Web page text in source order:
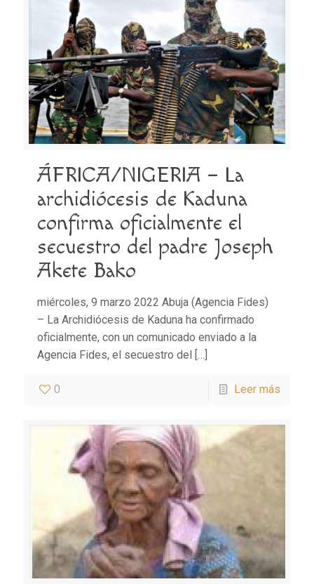
ÁFRICA/NIGERIA – La
archidiócesis de Kaduna
confirma oficialmente el
secuestro del padre Joseph
Akete Bako
miércoles, 9 marzo 2022 Abuja (Agencia Fides)
– La Archidiócesis de Kaduna ha confirmado
oficialmente, con un comunicado enviado a la
Agencia Fides, el secuestro del
[…]
0 Leer más